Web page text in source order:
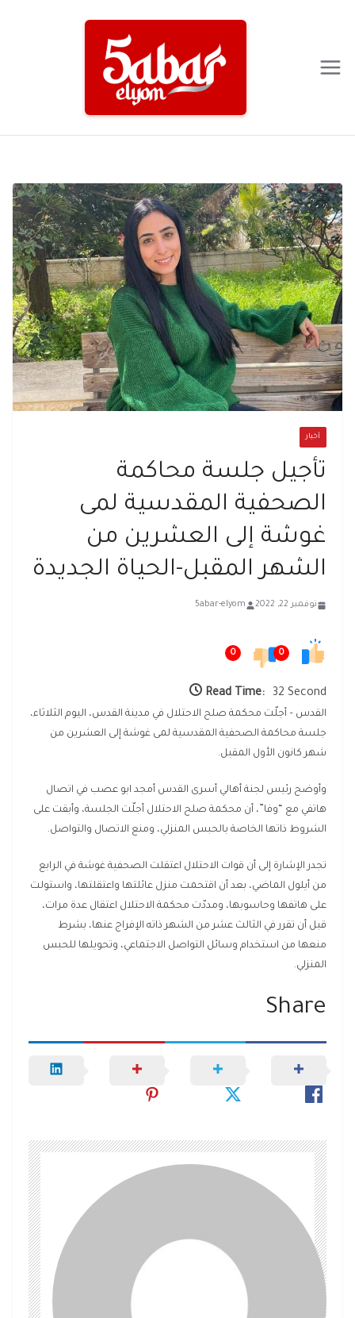
أخبار
تأجيل جلسة محاكمة
الصحفية المقدسية لمى
غوشة إلى العشرين من
الشهر المقبل-الحياة الجديدة
نوفمبر 22, 2022 5abar-elyom
0
0
Read Time: 32 Second
القدس – أجلّت محكمة صلح الاحتلال في مدينة القدس، اليوم الثلاثاء،
جلسة محاكمة الصحفية المقدسية لمى غوشة إلى العشرين من
شهر كانون الأول المقبل.
وأوضح رئيس لجنة أهالي أسرى القدس أمجد ابو عصب في اتصال
هاتفي مع “وفا”، أن محكمة صلح الاحتلال أجلّت الجلسة، وأبقت على
الشروط ذاتها الخاصة بالحبس المنزلي، ومنع الاتصال والتواصل.
تجدر الإشارة إلى أن قوات الاحتلال اعتقلت الصحفية غوشة في الرابع
من أيلول الماضي، بعد أن اقتحمت منزل عائلتها واعتقلتها، واستولت
على هاتفها وحاسوبها، ومددّت محكمة الاحتلال اعتقال عدة مرات،
قبل أن تقرر في الثالث عشر من الشهر ذاته الإفراج عنها، بشرط
منعها من استخدام وسائل التواصل الاجتماعي، وتحويلها للحبس
المنزلي.
Share